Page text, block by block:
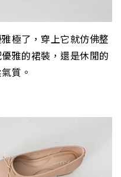
極了，穿上它就仿佛整
雅的裙裝，還是休閒的
質。